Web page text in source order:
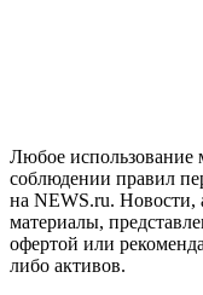
Любое использование
соблюдении правил
на NEWS.ru. Новости,
материалы,
офертой или
либо активов.